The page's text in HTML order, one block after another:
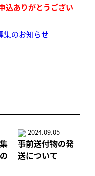
ありがとうござい
集のお知らせ
2024.09.05
事前送付物の発
送について